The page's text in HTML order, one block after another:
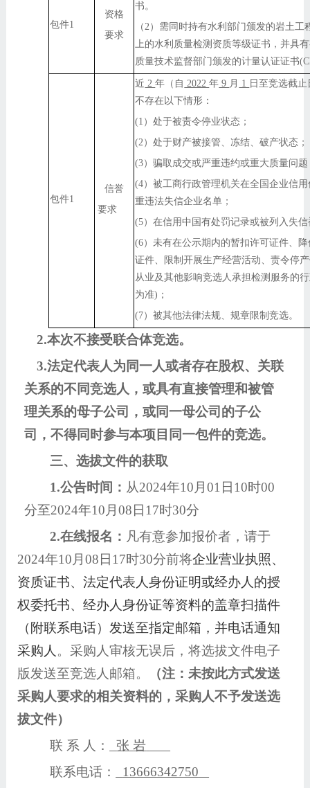
包件1
资格
要求
书。
（2）需同时持有水利部门颁发的岩土工
上的水利质量检测资质等级证书，并具
质量技术监督部门颁发的计量认证证书
包件1
信誉
要求
近 2年（自 2022年 9 月 1 日至竞选截
不存在以下情形：
(1）处于被责令停业状态；
(2）处于财产被接管、冻结、破产状态；
(3）骗取成交或严重违约或重大质量问题
(4）被工商行政管理机关在全国企业信
重违法失信企业名单；
(5）在信用中国有处罚记录或被列入失
(6）未有在公示期内的暂扣许可证件、
证件、限制开展生产经营活动、责令停
从业及其他影响竞选人承担检测服务的
为准)；
(7）被其他法律法规、规章限制竞选。
2.本次不接受联合体竞选。
3.法定代表人为同一人或者存在股权、关联
关系的不同竞选人，或具有直接管理和被管
理关系的母子公司，或同一母公司的子公
司，不得同时参与本项目同一包件的竞选。
三、选拔文件的获取
1.公告时间： 从2024年10月01日10时00
分至2024年10月08日17时30分
2.在线报名： 凡有意参加报价者，请于
2024年10月08日17时30分前将企业营业执照、
资质证书、法定代表人身份证明或经办人的授
权委托书、经办人身份证等资料的盖章扫描件
（附联系电话）发送至指定邮箱，并电话通知
采购人 。采购人审核无误后，将选拔文件电子
版发送至竞选人邮箱。
（注：未按此方式发送
采购人要求的相关资料的，采购人不予发送选
拔文件）
联 系 人： 张 岩
联系电话：
13666342750